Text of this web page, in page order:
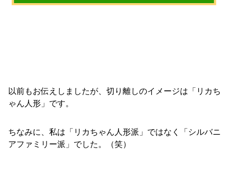
以前もお伝えしましたが、切り離しのイメージは「リカち
ゃん人形」です。
ちなみに、私は「リカちゃん人形派」ではなく「シルバニ
アファミリー派」でした。（笑）